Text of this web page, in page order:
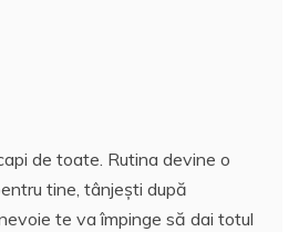
de toate. Rutina devine o
tine, tânjești după
te va împinge să dai totul